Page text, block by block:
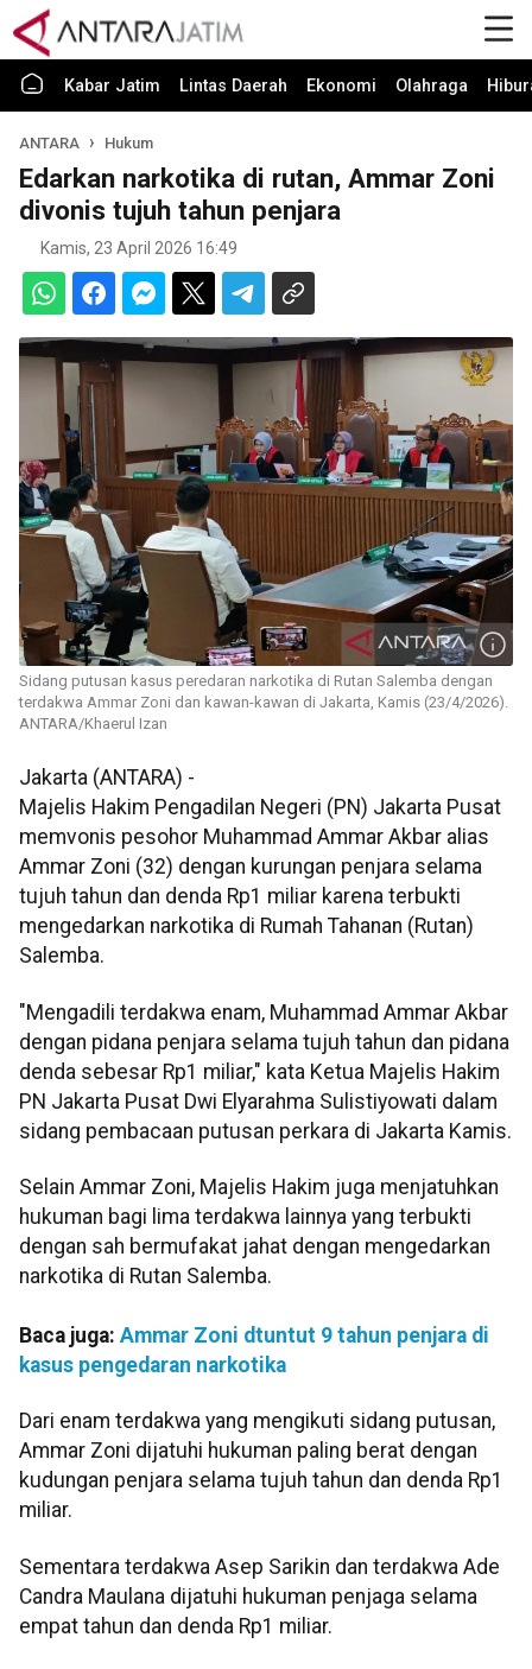
Kabar Jatim Lintas Daerah Ekonomi Olahraga
ANTARA Hukum
Edarkan narkotika di rutan, Ammar Zoni
divonis tujuh tahun penjara
Kamis, 23 April 2026 16:49
Sidang putusan kasus peredaran narkotika di Rutan Salemba dengan
terdakwa Ammar Zoni dan kawan-kawan di Jakarta, Kamis (23/4/2026).
ANTARA/Khaerul Izan
Jakarta (ANTARA) -
Majelis Hakim Pengadilan Negeri (PN) Jakarta Pusat
memvonis pesohor Muhammad Ammar Akbar alias
Ammar Zoni (32) dengan kurungan penjara selama
tujuh tahun dan denda Rp1 miliar karena terbukti
mengedarkan narkotika di Rumah Tahanan (Rutan)
Salemba.
"Mengadili terdakwa enam, Muhammad Ammar Akbar
dengan pidana penjara selama tujuh tahun dan pidana
denda sebesar Rp1 miliar," kata Ketua Majelis Hakim
PN Jakarta Pusat Dwi Elyarahma Sulistiyowati dalam
sidang pembacaan putusan perkara di Jakarta Kamis.
Selain Ammar Zoni, Majelis Hakim juga menjatuhkan
hukuman bagi lima terdakwa lainnya yang terbukti
dengan sah bermufakat jahat dengan mengedarkan
narkotika di Rutan Salemba.
Baca juga: Ammar Zoni dtuntut 9 tahun penjara di
kasus pengedaran narkotika
Dari enam terdakwa yang mengikuti sidang putusan,
Ammar Zoni dijatuhi hukuman paling berat dengan
kudungan penjara selama tujuh tahun dan denda Rp1
miliar.
Sementara terdakwa Asep Sarikin dan terdakwa Ade
Candra Maulana dijatuhi hukuman penjaga selama
empat tahun dan denda Rp1 miliar.